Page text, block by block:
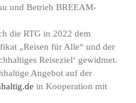
und Betrieb BREEAM-
die RTG in 2022 dem
„Reisen für Alle“ und der
Reiseziel‘ gewidmet.
Angebot auf der
in Kooperation mit